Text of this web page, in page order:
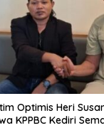
Optimis Heri
KPPBC Kediri